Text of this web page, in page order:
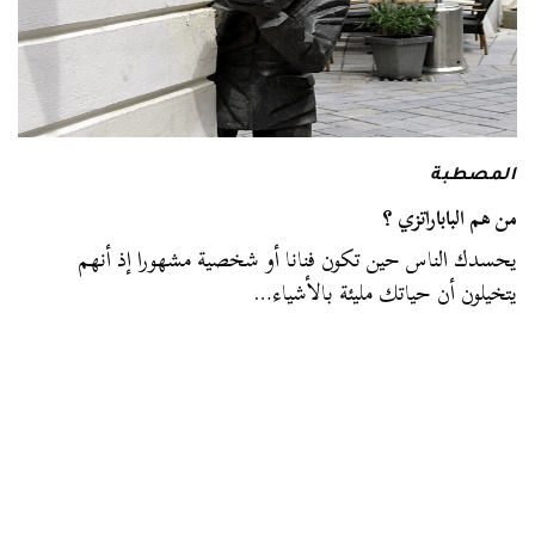
المصطبة
من هم الباباراتزي ؟
يحسدك الناس حين تكون فنانا أو شخصية مشهورا إذ أنهم
يتخيلون أن حياتك مليئة بالأشياء…